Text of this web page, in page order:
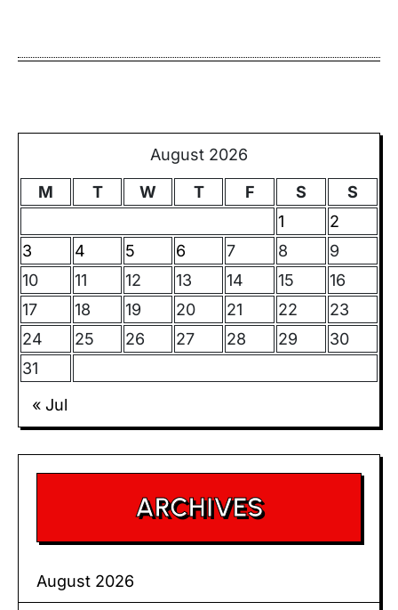
August 2026
M
T W T F S
S
1
2
3
4 5 6 7 8
9
10
11 12 13 14 15
16
17
18 19 20 21 22
23
24
25 26 27 28 29
30
31
« Jul
ARCHIVES
August 2026